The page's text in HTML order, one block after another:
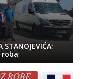
STANOJEVIĆA:
roba